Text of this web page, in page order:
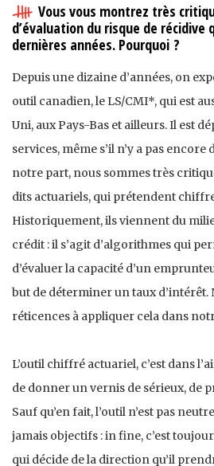
Vous vous montrez très
d’évaluation du risque de récidive
dernières années. Pourquoi ?
Depuis une dizaine d’années, on
outil canadien, le LS/CMI*, qui est
Uni, aux Pays-Bas et ailleurs. Il est
services, même s’il n’y a pas
notre part, nous sommes très
dits actuariels, qui prétendent
Historiquement, ils viennent du
crédit : il s’agit d’algorithmes qui
d’évaluer la capacité d’un
but de déterminer un taux d’intérêt.
réticences à appliquer cela dans
L’outil chiffré actuariel, c’est dans
de donner un vernis de sérieux, de
Sauf qu’en fait, l’outil n’est pas
jamais objectifs : in fine, c’est
qui décide de la direction qu’il